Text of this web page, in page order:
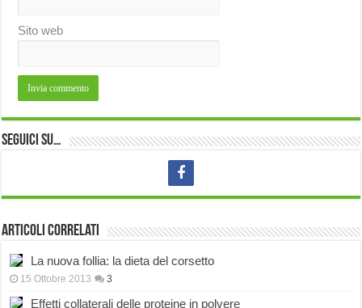
Sito web
Seguici su…
Articoli correlati
La nuova follia: la dieta del corsetto
15 Ottobre 2013 3
Effetti collaterali delle proteine in polvere